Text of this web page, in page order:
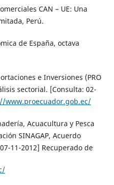
CAN – UE: Una
Perú.
de España, octava
e Inversiones (PRO
sectorial. [Consulta: 02-
www.proecuador.gob.ec/
Acuacultura y Pesca
SINAGAP, Acuerdo
11-2012] Recuperado de